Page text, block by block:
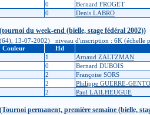
0 Bernard FROGET
0 Denis LABRO
du week-end (bielle, stage fédéral 2002))
13-07-2002) niveau d'inscription : 6K (échelle
Couleur
Hd
1 Arnaud ZALTZMAN
0 Bernard DUBOIS
2 Françoise SORS
2 Philippe GUERRE-
2 Paul LAILHEUGUE
permanent, première semaine (bielle,